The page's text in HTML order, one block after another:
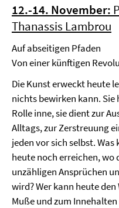
12.-14. November:
Thanassis Lambrou
Auf abseitigen Pfaden
Von einer künftigen
Die Kunst erweckt heute
nichts bewirken kann.
Rolle inne, sie dient zur
Alltags, zur Zerstreuung
jeden vor sich selbst.
heute noch erreichen, wo
unzähligen Ansprüchen
wird? Wer kann heute
Muße und zum